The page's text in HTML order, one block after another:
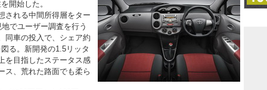
開始した。
れる中間所得層をター
でユーザー調査を行う
同車の投入で、シェア約
る。新開発の1.5リッタ
を目指したステータス感
ス、荒れた路面でも柔ら